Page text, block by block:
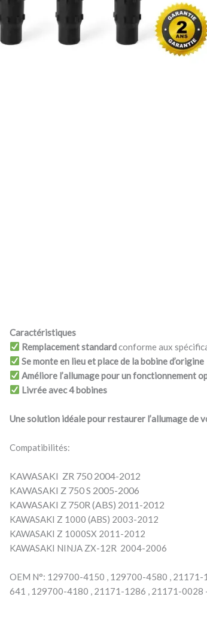
Caractéristiques
Remplacement standardconforme aux
Se monte en lieu et place de la bobine d’origine
Améliore l’allumage pour un fonctionnement
Livrée avec 4 bobines
Une solution idéale pour restaurer l’allumage de
Compatibilités:
KAWASAKI ZR 750 2004-2012
KAWASAKI Z 750 S 2005-2006
KAWASAKI Z 750R (ABS) 2011-2012
KAWASAKI Z 1000 (ABS) 2003-2012
KAWASAKI Z 1000SX 2011-2012
KAWASAKI NINJA ZX-12R 2004-2006
OEM N°: 129700-4150 , 129700-4580 ,
641 , 129700-4180 , 21171-1286 , 21171-